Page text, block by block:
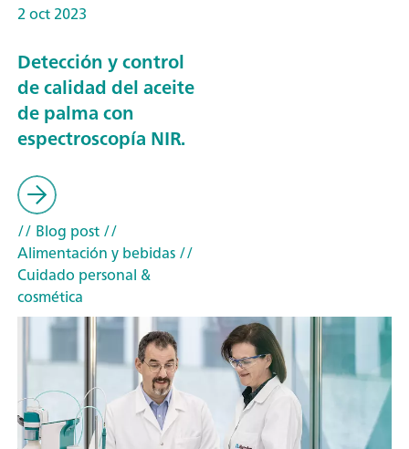
2 oct 2023
Detección y control
de calidad del aceite
de palma con
espectroscopía NIR.
// Blog post//
Alimentación y bebidas//
Cuidado personal &
cosmética